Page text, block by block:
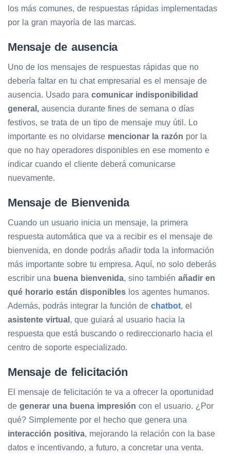
los más comunes, de respuestas rápidas implementadas
por la gran mayoría de las marcas.
Mensaje de ausencia
Uno de los mensajes de respuestas rápidas que no
debería faltar en tu chat empresarial es el mensaje de
ausencia. Usado para comunicar indisponibilidad
general, ausencia durante fines de semana o días
festivos, se trata de un tipo de mensaje muy útil. Lo
importante es no olvidarse mencionar la razón por la
que no hay operadores disponibles en ese momento e
indicar cuando el cliente deberá comunicarse
nuevamente.
Mensaje de Bienvenida
Cuando un usuario inicia un mensaje, la primera
respuesta automática que va a recibir es el mensaje de
bienvenida, en donde podrás añadir toda la información
más importante sobre tu empresa. Aquí, no solo deberás
escribir una buena bienvenida, sino también añadir en
qué horario están disponibles los agentes humanos.
Además, podrás integrar la función de chatbot, el
asistente virtual , que guiará al usuario hacia la
respuesta que está buscando o redireccionarlo hacia el
centro de soporte especializado.
Mensaje de felicitación
El mensaje de felicitación te va a ofrecer la oportunidad
de generar una buena impresión con el usuario. ¿Por
qué? Simplemente por el hecho que genera una
interacción positiva, mejorando la relación con la base
datos e incentivando, a futuro, a concretar una venta.